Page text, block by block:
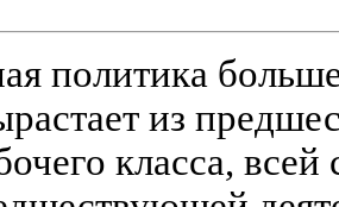
политика
из
класса,